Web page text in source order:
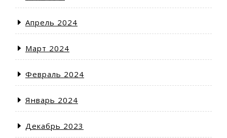
Апрель 2024
Март 2024
Февраль 2024
Январь 2024
Декабрь 2023